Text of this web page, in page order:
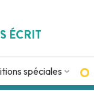
ÉCRIT
spéciales